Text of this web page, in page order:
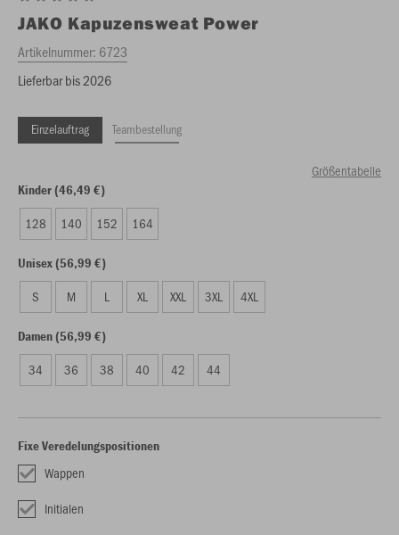
JAKO Kapuzensweat Power
Artikelnummer: 6723
Lieferbar bis 2026
Einzelauftrag Teambestellung
Größentabelle
Kinder (46,49 €)
128 140 152 164
Unisex (56,99 €)
S M L XL XXL 3XL 4XL
Damen (56,99 €)
34 36 38 40 42 44
Fixe Veredelungspositionen
Wappen
Initialen